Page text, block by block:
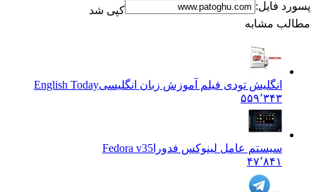
پسورد فایل:
کپی شد
مطالب مشابه
انگلیش تودی فیلم آموزش زبان انگليسیEnglish Today
۵۵۹٬۳۴۳
سیستم عامل لینوکس فدورا Fedora v35
۴۷٬۸۴۱